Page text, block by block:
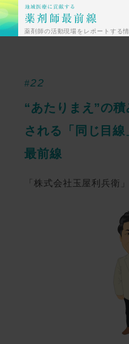
薬剤師の活動現場をレポートする
#22
“あたりまえ”の
される
「同じ目
最前線
「株式会社玉屋利兵衛